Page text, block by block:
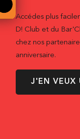
Accédes plus
D! Club et du
chez nos
anniversaire.
J'EN VEUX